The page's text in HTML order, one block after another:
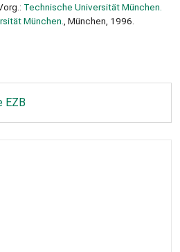
Technische Universität München.
München.
, München, 1996.
EZB